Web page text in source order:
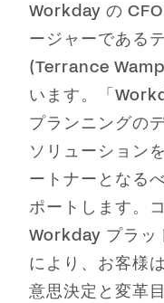
Workday の
ージャーである
(Terrance
います。「
プランニングの
ソリューション
ートナーとなる
ポートします。
Workday プラッ
により、お客様
意思決定と変革